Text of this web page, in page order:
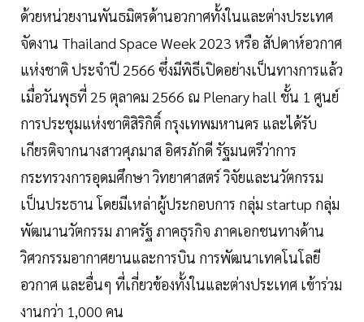
ด้วยหน่วยงานพันธมิตรด้านอวกาศทั้งในและต่างประเทศ
จัดงาน Thailand Space Week 2023 หรือ สัปดาห์อวกาศ
แห่งชาติ ประจำปี 2566 ซึ่งมีพิธีเปิดอย่างเป็นทางการแล้ว
เมื่อวันพุธที่ 25 ตุลาคม 2566 ณ Plenary hall ชั้น 1 ศูนย์
การประชุมแห่งชาติสิริกิติ์ กรุงเทพมหานคร และได้รับ
เกียรติจากนางสาวศุภมาส อิศรภักดี รัฐมนตรีว่าการ
กระทรวงการอุดมศึกษา วิทยาศาสตร์ วิจัยและนวัตกรรม
เป็นประธาน โดยมีเหล่าผู้ประกอบการ กลุ่ม startup กลุ่ม
พัฒนานวัตกรรม ภาครัฐ ภาคธุรกิจ ภาคเอกชนทางด้าน
วิศวกรรมอากาศยานและการบิน การพัฒนาเทคโนโลยี
อวกาศ และอื่นๆ ที่เกี่ยวข้องทั้งในและต่างประเทศ เข้าร่วม
งานกว่า 1,000 คน